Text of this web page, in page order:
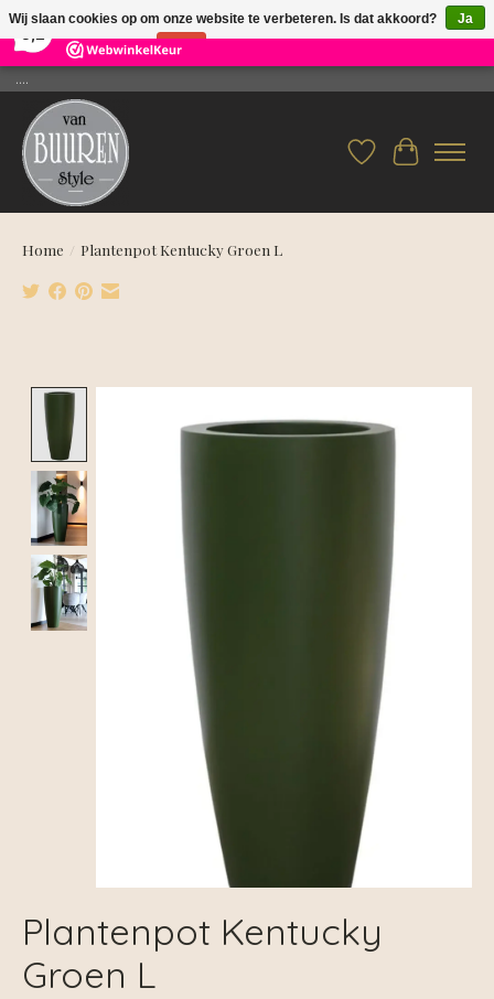
26 Reviews ×
....
Verlanglijst
Home / Plantenpot Kentucky Groen L
Plantenpot Kentucky
Groen L
Wij slaan cookies op om onze website te verbeteren. Is dat akkoord?
Ja
Nee